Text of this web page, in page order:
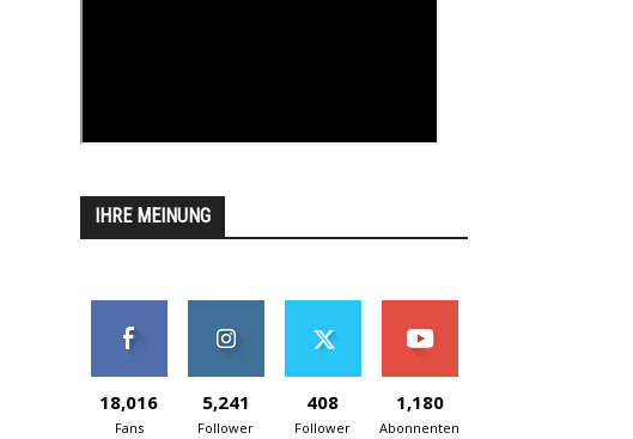
IHRE MEINUNG
18,016
Fans
5,241
Follower
408
Follower
1,180
Abonnenten